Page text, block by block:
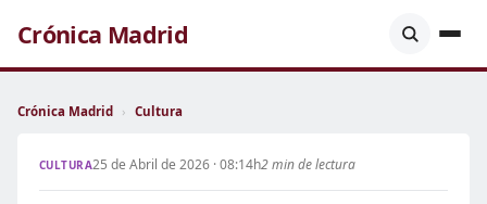
Crónica Madrid
Crónica Madrid › Cultura
CULTURA25 de Abril de 2026 · 08:14h2 min de lectura